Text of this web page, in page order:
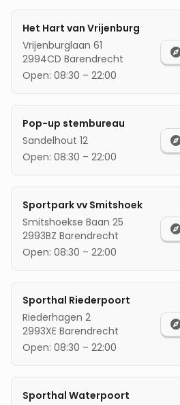
Het Hart van Vrijenburg
Vrijenburglaan 61
2994CD Barendrecht
Open: 08:30 – 22:00
Pop-up stembureau
Sandelhout 12
Open: 08:30 – 22:00
Sportpark vv Smitshoek
Smitshoekse Baan 25
2993BZ Barendrecht
Open: 08:30 – 22:00
Sporthal Riederpoort
Riederhagen 2
2993XE Barendrecht
Open: 08:30 – 22:00
Sporthal Waterpoort